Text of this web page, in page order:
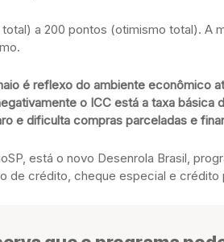
a 200 pontos (otimismo total). A
é reflexo do ambiente econômico
o ICC está a taxa básica
e dificulta compras parceladas e
está o novo Desenrola Brasil,
de crédito, cheque especial e crédito